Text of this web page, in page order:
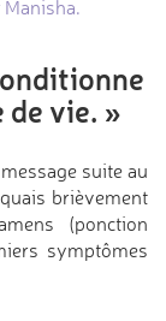
Manisha.
de vie. »
suite au
brièvement
(ponction
symptômes